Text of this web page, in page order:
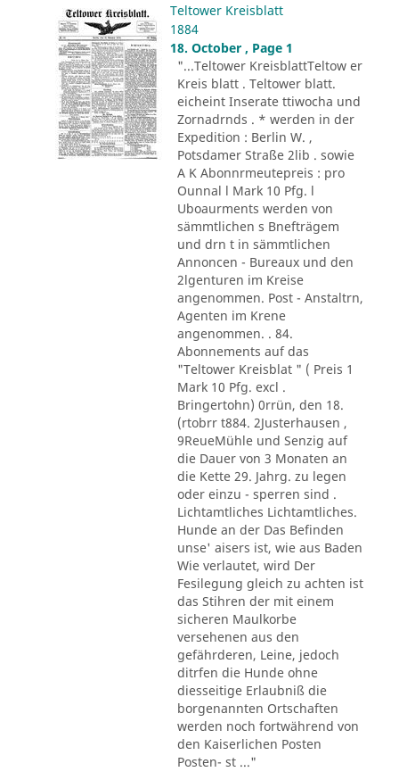
Teltower Kreisblatt
1884
18. October , Page 1
"...Teltower KreisblattTeltow er
Kreis blatt . Teltower blatt.
eicheint Inserate ttiwocha und
Zornadrnds . * werden in der
Expedition : Berlin W. ,
Potsdamer Straße 2lib . sowie
A K Abonnrmeutepreis : pro
Ounnal l Mark 10 Pfg. l
Uboaurments werden von
sämmtlichen s Bnefträgem
und drn t in sämmtlichen
Annoncen - Bureaux und den
2lgenturen im Kreise
angenommen. Post - Anstaltrn,
Agenten im Krene
angenommen. . 84.
Abonnements auf das
"Teltower Kreisblat " ( Preis 1
Mark 10 Pfg. excl .
Bringertohn) 0rrün, den 18.
(rtobrr t884. 2Justerhausen ,
9ReueMühle und Senzig auf
die Dauer von 3 Monaten an
die Kette 29. Jahrg. zu legen
oder einzu - sperren sind .
Lichtamtliches Lichtamtliches.
Hunde an der Das Befinden
unse' aisers ist, wie aus Baden
Wie verlautet, wird Der
Fesilegung gleich zu achten ist
das Stihren der mit einem
sicheren Maulkorbe
versehenen aus den
gefährderen, Leine, jedoch
ditrfen die Hunde ohne
diesseitige Erlaubniß die
borgenannten Ortschaften
werden noch fortwährend von
den Kaiserlichen Posten
Posten- st ..."